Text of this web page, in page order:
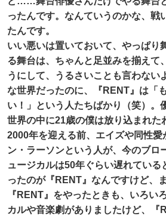
ったんです。なんていうのかな、戦
たんです。
いい悪いは置いておいて、やっぱり
る舞台は、ちゃんと足並みを揃えて
うにして、うるさいことも言わな
な世界だったのに、『RENT』は「
い！」という人たちばかり（笑）。
世界の中に21歳の僕は放り込まれた
2000年を迎える前、エイズや同性
ン・ラーソンという人が、今のブロ
ュージカルは50年ぐらい遅れている
ったのが『RENT』なんですけど、
『RENT』をやったときも、いろい
カルや音楽劇がありましたけど、『